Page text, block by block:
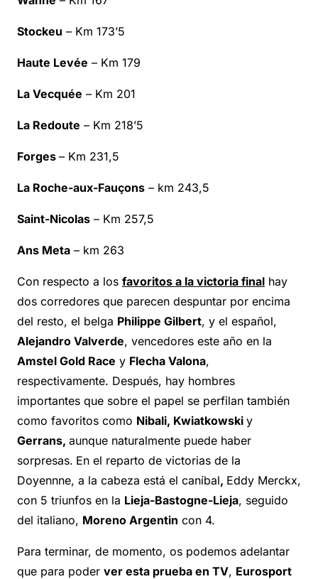
Stockeu – Km 173’5
Haute Levée – Km 179
La Vecquée – Km 201
La Redoute – Km 218’5
Forges – Km 231,5
La Roche-aux-Fauçons – km 243,5
Saint-Nicolas – Km 257,5
Ans Meta – km 263
Con respecto a los favoritos a la victoria final hay
dos corredores que parecen despuntar por encima
del resto, el belga Philippe Gilbert, y el español,
Alejandro Valverde, vencedores este año en la
Amstel Gold Race y Flecha Valona,
respectivamente. Después, hay hombres
importantes que sobre el papel se perfilan también
como favoritos como Nibali, Kwiatkowski y
Gerrans, aunque naturalmente puede haber
sorpresas. En el reparto de victorias de la
Doyennne, a la cabeza está el caníbal, Eddy Merckx,
con 5 triunfos en la Lieja-Bastogne-Lieja, seguido
del italiano, Moreno Argentin con 4.
Para terminar, de momento, os podemos adelantar
que para poder ver esta prueba en TV, Eurosport